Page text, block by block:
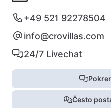
+49 521 92278504
info@crovillas.com
24/7 Livechat
Često